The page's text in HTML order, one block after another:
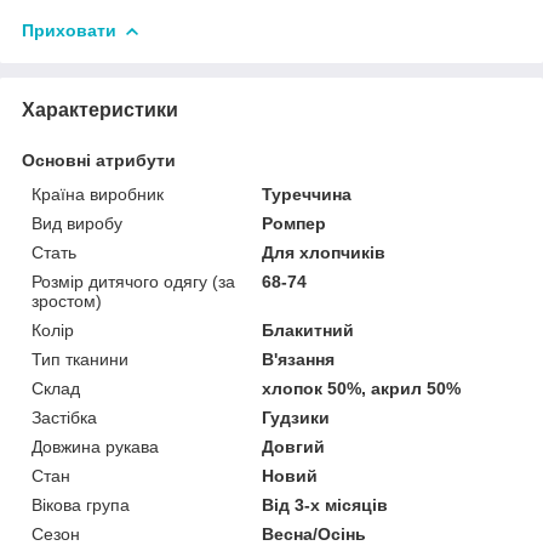
Приховати
Характеристики
Основні атрибути
Країна виробник
Туреччина
Вид виробу
Ромпер
Стать
Для хлопчиків
Розмір дитячого одягу (за
зростом)
68-74
Колір
Блакитний
Тип тканини
В'язання
Склад
хлопок 50%, акрил 50%
Застібка
Гудзики
Довжина рукава
Довгий
Стан
Новий
Вікова група
Від 3-х місяців
Сезон
Весна/Осінь